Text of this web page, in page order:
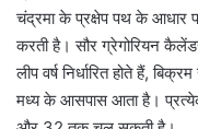
चंद्रमा के प्रक्षेप पथ के आधार
करती है। सौर ग्रेगोरियन
लीप वर्ष निर्धारित होते हैं,
मध्य के आसपास आता है। प्रत्येक